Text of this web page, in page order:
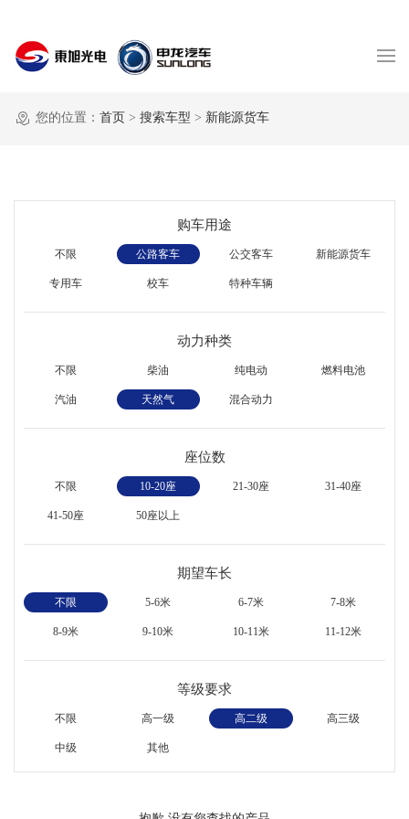
您的位置： 首页 > 搜索车型 > 新能源货车
购车用途
不限 公路客车 公交客车 新能源货车
专用车 校车 特种车辆
动力种类
不限 柴油 纯电动 燃料电池
汽油 天然气 混合动力
座位数
不限 10-20座 21-30座 31-40座
41-50座 50座以上
期望车长
不限 5-6米 6-7米 7-8米
8-9米 9-10米 10-11米 11-12米
等级要求
不限 高一级 高二级 高三级
中级 其他